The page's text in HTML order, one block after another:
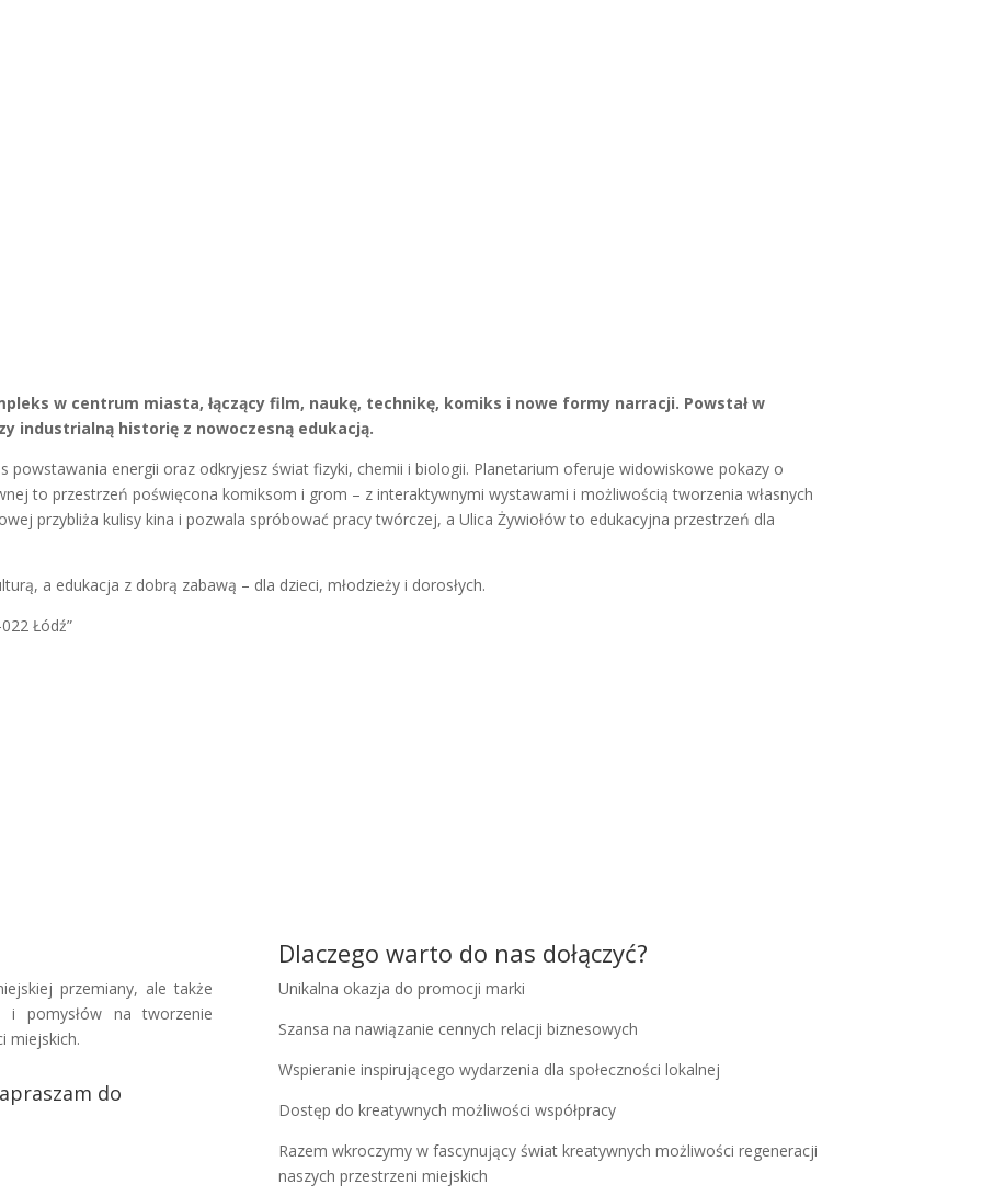
w centrum miasta, łączący film, naukę, technikę, komiks i nowe formy narracji. Powstał w
industrialną historię z nowoczesną edukacją.
powstawania energii oraz odkryjesz świat fizyki, chemii i biologii. Planetarium oferuje widowiskowe pokazy o
to przestrzeń poświęcona komiksom i grom – z interaktywnymi wystawami i możliwością tworzenia własnych
przybliża kulisy kina i pozwala spróbować pracy twórczej, a Ulica Żywiołów to edukacyjna przestrzeń dla
a edukacja z dobrą zabawą – dla dzieci, młodzieży i dorosłych.
Łódź”
przemiany, ale także
i pomysłów na tworzenie
miejskich.
do
Dlaczego warto do nas dołączyć?
Unikalna okazja do promocji marki
Szansa na nawiązanie cennych relacji biznesowych
Wspieranie inspirującego wydarzenia dla społeczności lokalnej
Dostęp do kreatywnych możliwości współpracy
Razem wkroczymy w fascynujący świat kreatywnych możliwości regeneracji
naszych przestrzeni miejskich